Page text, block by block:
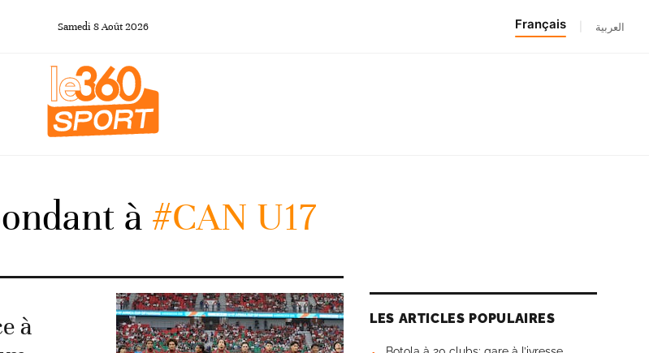
Samedi 8Août2026 Français العربية
à #CAN U17
à
LES ARTICLES POPULAIRES